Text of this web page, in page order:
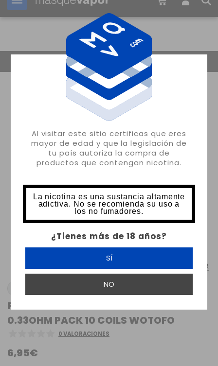
Al visitar este sitio certificas que eres
mayor de edad y que la legislación de
tu país autoriza la compra de
productos que contengan nicotina.
La nicotina es una sustancia altamente
adictiva. No se recomienda su uso a
los no fumadores.
¿Tienes más de 18 años?
SÍ
NO
Tu pedido puede ser enviado en 31m:
FRAMED STAPLE CLAPTON NI80 3MM
0.33OHM PACK 10 COILS WOTOFO
0 VALORACIONES
6,95€